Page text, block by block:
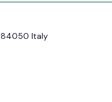
84050 Italy